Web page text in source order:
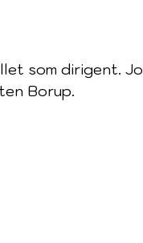
som dirigent.
Borup.